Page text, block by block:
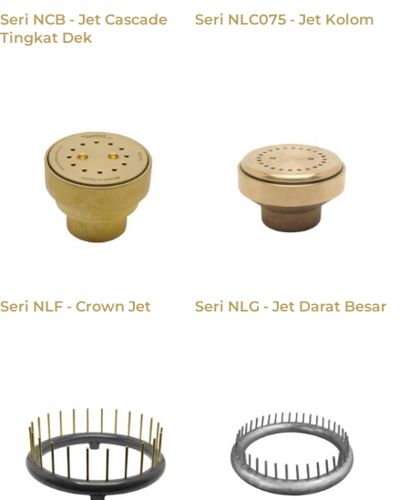
Seri NCB - Jet Cascade
Tingkat Dek
Seri NLC075 - Jet Kolom
Seri NLF - Crown Jet Seri NLG - Jet Darat Besar